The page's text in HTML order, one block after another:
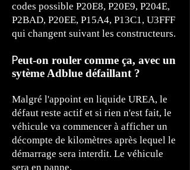
codes possible P20E8, P20E9, P204E,
P2BAD, P20EE, P15A4, P13C1, U3FFF
qui changent suivant les constructeurs.
Peut-on rouler comme ça, avec un
sytème Adblue défaillant ?
Malgré l'appoint en liquide UREA, le
défaut reste actif et si rien n'est fait, le
véhicule va commencer à afficher un
décompte de kilomètres après lequel le
démarrage sera interdit. Le véhicule
sera en panne.